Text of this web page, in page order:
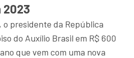
2023
o presidente da República
do Auxílio Brasil em R$ 600
que vem com uma nova